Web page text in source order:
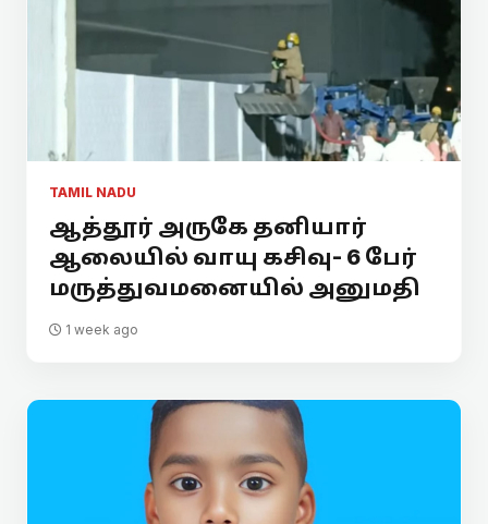
TAMIL NADU
ஆத்தூர் அருகே தனியார்
ஆலையில் வாயு கசிவு- 6 பேர்
மருத்துவமனையில் அனுமதி
1 week ago